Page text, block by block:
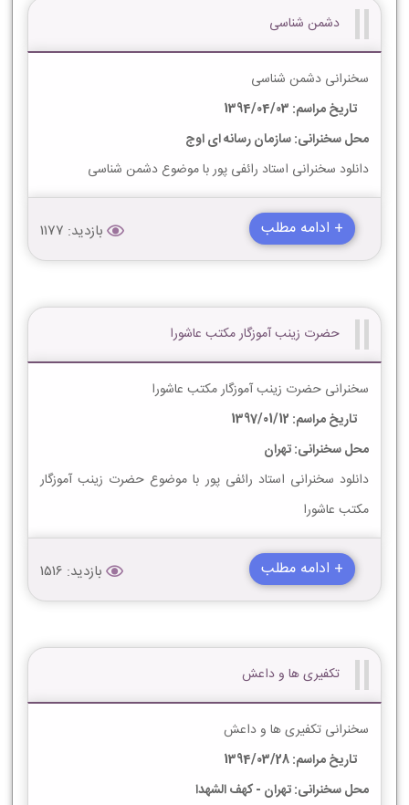
دشمن شناسی
سخنرانی دشمن شناسی
تاریخ مراسم: 1394/04/03
محل سخنرانی: سازمان رسانه ای اوج
دانلود سخنرانی استاد رائفی پور با موضوع دشمن شناسی
+ ادامه مطلب بازدید: 1177
حضرت زینب آموزگار مکتب عاشورا
سخنرانی حضرت زینب آموزگار مکتب عاشورا
تاریخ مراسم: 1397/01/12
محل سخنرانی: تهران
دانلود سخنرانی استاد رائفی پور با موضوع حضرت زینب آموزگار
مکتب عاشورا
+ ادامه مطلب بازدید: 1516
تکفیری ها و داعش
سخنرانی تکفیری ها و داعش
تاریخ مراسم: 1394/03/28
محل سخنرانی: تهران - کهف الشهدا